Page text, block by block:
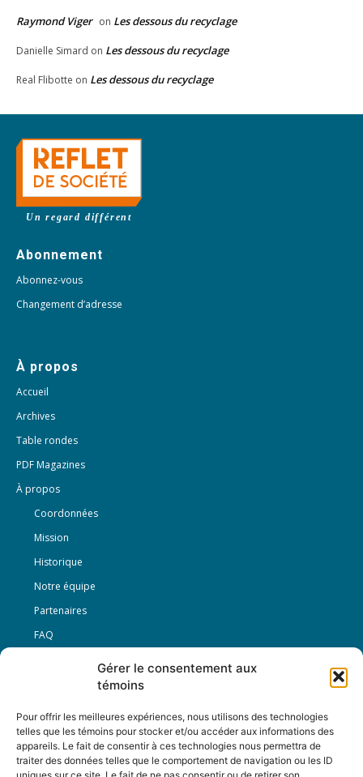
Gérer le consentement aux
témoins
Pour offrir les meilleures expériences, nous utilisons des technologies
telles que les témoins pour stocker et/ou accéder aux informations des
appareils. Le fait de consentir à ces technologies nous permettra de
traiter des données telles que le comportement de navigation ou les ID
Raymond Viger on Les dessous du recyclage
Danielle Simard on Les dessous du recyclage
Real Flibotte on Les dessous du recyclage
Un regard différent
Abonnement
Abonnez-vous
Changement d’adresse
À propos
Accueil
Archives
Table rondes
PDF Magazines
À propos
Coordonnées
Mission
Historique
Notre équipe
Partenaires
FAQ
Conditions générales
Nous Suivre